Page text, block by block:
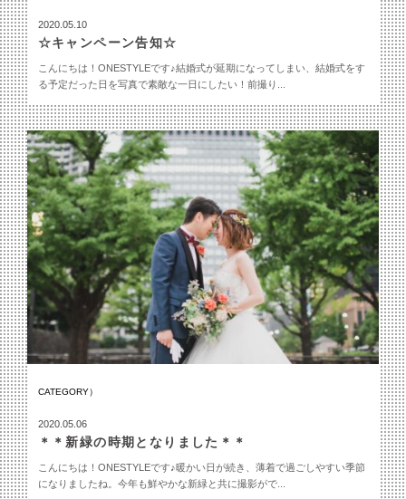
2020.05.10
☆キャンペーン告知☆
こんにちは！ONESTYLEです♪結婚式が延期になってしまい、結婚式をす
る予定だった日を写真で素敵な一日にしたい！前撮り...
CATEGORY）
2020.05.06
＊＊新緑の時期となりました＊＊
こんにちは！ONESTYLEです♪暖かい日が続き、薄着で過ごしやすい季節
になりましたね。今年も鮮やかな新緑と共に撮影がで...